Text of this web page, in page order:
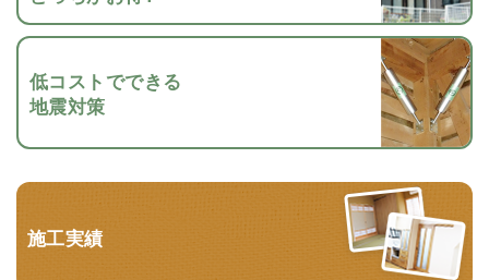
低コストでできる
地震対策
施工実績